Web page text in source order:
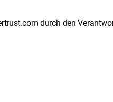
durch den